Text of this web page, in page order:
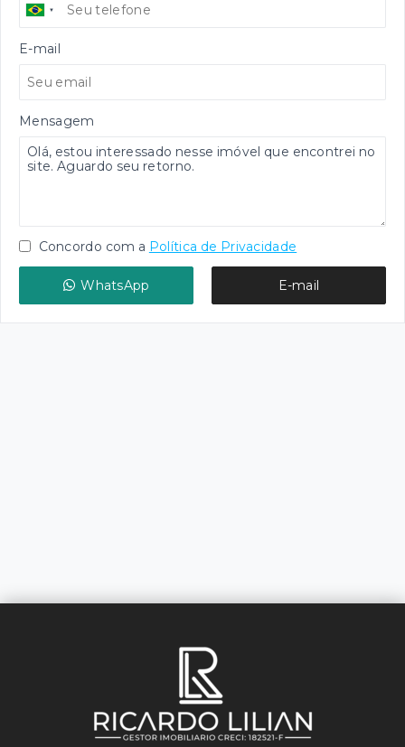
E-mail
Mensagem
Concordo com a Política de Privacidade
WhatsApp E-mail